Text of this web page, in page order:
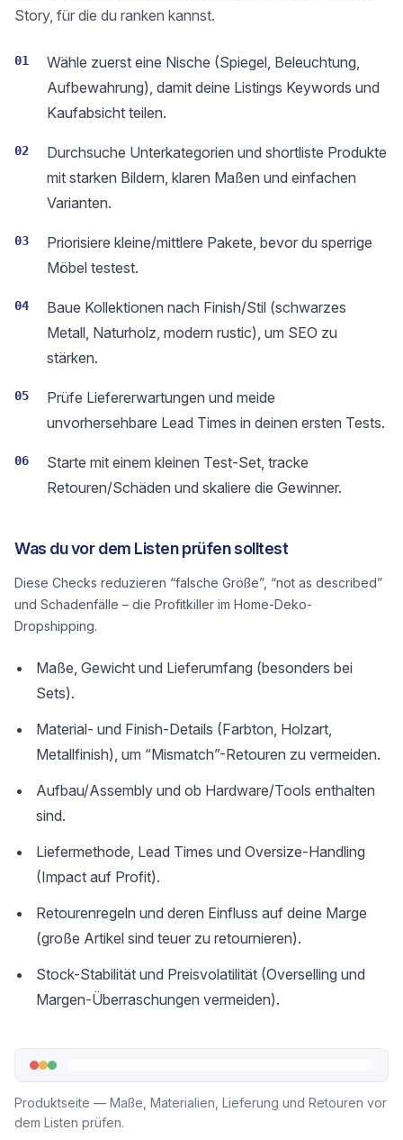
Story, für die du ranken kannst.
01
Wähle zuerst eine Nische (Spiegel, Beleuchtung,
Aufbewahrung), damit deine Listings Keywords und
Kaufabsicht teilen.
02
Durchsuche Unterkategorien und shortliste Produkte
mit starken Bildern, klaren Maßen und einfachen
Varianten.
03
Priorisiere kleine/mittlere Pakete, bevor du sperrige
Möbel testest.
04
Baue Kollektionen nach Finish/Stil (schwarzes
Metall, Naturholz, modern rustic), um SEO zu
stärken.
05
Prüfe Liefererwartungen und meide
unvorhersehbare Lead Times in deinen ersten Tests.
06
Starte mit einem kleinen Test-Set, tracke
Retouren/Schäden und skaliere die Gewinner.
Was du vor dem Listen prüfen solltest
Diese Checks reduzieren “falsche Größe”, “not as described”
und Schadenfälle – die Profitkiller im Home-Deko-
Dropshipping.
Maße, Gewicht und Lieferumfang (besonders bei
Sets).
Material- und Finish-Details (Farbton, Holzart,
Metallfinish), um “Mismatch”-Retouren zu vermeiden.
Aufbau/Assembly und ob Hardware/Tools enthalten
sind.
Liefermethode, Lead Times und Oversize-Handling
(Impact auf Profit).
Retourenregeln und deren Einfluss auf deine Marge
(große Artikel sind teuer zu retournieren).
Stock-Stabilität und Preisvolatilität (Overselling und
Margen-Überraschungen vermeiden).
Produktseite — Maße, Materialien, Lieferung und Retouren vor
dem Listen prüfen.